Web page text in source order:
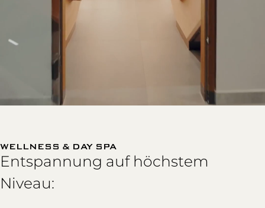
WELLNESS & DAY SPA
Entspannung auf höchstem
Niveau: